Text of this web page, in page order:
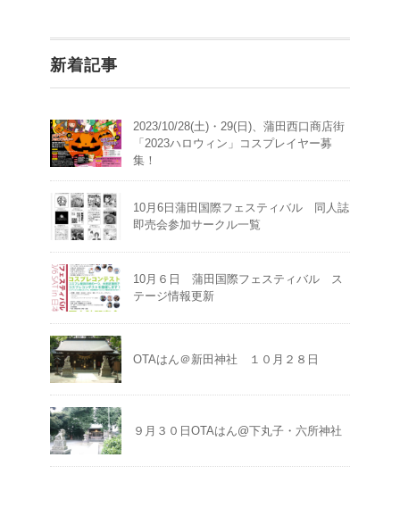
新着記事
2023/10/28(土)・29(日)、蒲田西口商店街
「2023ハロウィン」コスプレイヤー募
集！
10月6日蒲田国際フェスティバル 同人誌
即売会参加サークル一覧
10月６日 蒲田国際フェスティバル ス
テージ情報更新
OTAはん＠新田神社 １０月２８日
９月３０日OTAはん@下丸子・六所神社